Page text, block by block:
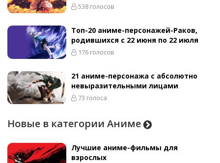
538 голосов
Топ-20 аниме-персонажей-Раков,
родившихся с 22 июня по 22 июля
176 голосов
21 аниме-персонажа с абсолютно
невыразительными лицами
73 голоса
Новые в категории Аниме
Лучшие аниме-фильмы для
взрослых